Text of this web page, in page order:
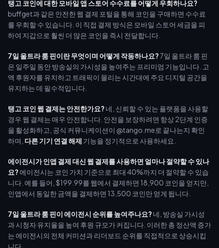
탱고 코인에 대한 모바일 앱 스토어 수수료를 어떻게 우회하나요?
buffget과 같은 안전한 웹 결제 포털을 통해 코인을 구매하면 수수료
를 우회할 수 있습니다. 이 직접 결제 방식은 모바일 스토어 세금을 피
하여 지갑으로 훨씬 더 많은 코인을 즉시 전달합니다.
7일 울트라 룸 핀이란 무엇이며 어떻게 작동하나요? 7일 울트라 룸 핀
은 일주일 동안 방송실의 가시성을 높여주는 프리미엄 기능입니다. 고
액 후원자를 유치하고 트래픽이 몰리는 시간대에 주요 디지털 공간을
유지하는 데 필수적입니다.
탱고 코인 웹 결제는 안전한가요? 네, 신뢰할 수 있는 플랫폼을 사용할
경우 웹 결제는 매우 안전합니다. 안전을 보장하려면 항상 2단계 인증
을 활성화하고, 공식 커뮤니케이션이 @tango.me로 끝나는지 확인
하며, 다른 기기 연결 해제 기능을 정기적으로 사용하세요.
에이전시가 인앱 결제 대신 웹 결제를 사용하면 얼마나 절약할 수 있나
요? 에이전시는 코인 가치 기준으로 최대 40%까지 더 절약할 수 있습
니다. 예를 들어, $199.99를 웹에서 결제하면 18,900 코인을 얻지만,
인앱에서 동일한 금액을 결제하면 13,500 코인만 얻게 됩니다.
7일 울트라 룸 핀이 에이전시 순위를 높여주나요? 네, 방송실 가시성
과 시청자 유지율을 높여 후원 규모가 커집니다. 이러한 총 정산액 증가
는 에이전시의 전체 커미션과 리더보드 순위를 직접적으로 상승시킵
니다.